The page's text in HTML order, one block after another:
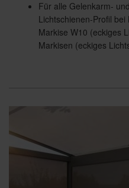
Für alle Gelenkarm-
Lichtschienen-Profil
Markise W10 (eckiges
Markisen (eckiges